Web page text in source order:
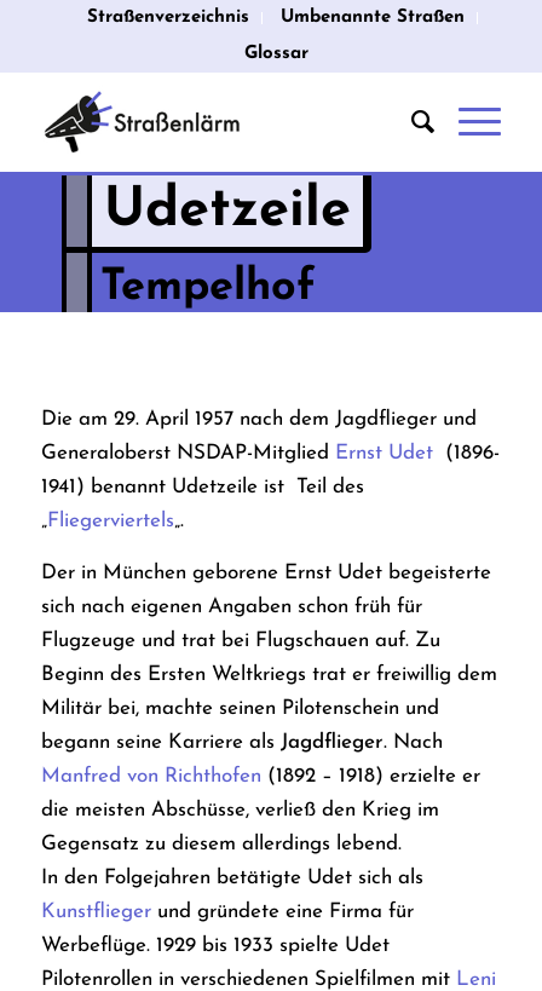
Straßenverzeichnis
Umbenannte Straßen
Glossar
Udetzeile
Tempelhof
Die am 29. April 1957 nach dem Jagdflieger und
Generaloberst NSDAP-Mitglied Ernst Udet(1896-
1941) benannt Udetzeile ist Teil des
„Fliegerviertels„.
Der in München geborene Ernst Udet begeisterte
sich nach eigenen Angaben schon früh für
Flugzeuge und trat bei Flugschauen auf. Zu
Beginn des Ersten Weltkriegs trat er freiwillig dem
Militär bei, machte seinen Pilotenschein und
begann seine Karriere als Jagdflieger. Nach
Manfred von Richthofen (1892 – 1918) erzielte er
die meisten Abschüsse, verließ den Krieg im
Gegensatz zu diesem allerdings lebend.
In den Folgejahren betätigte Udet sich als
Kunstfliegerund gründete eine Firma für
Werbeflüge. 1929 bis 1933 spielte Udet
Pilotenrollen in verschiedenen Spielfilmen mit Leni